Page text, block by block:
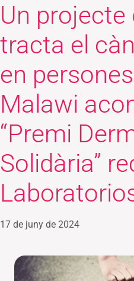
Un projecte
tracta el
en
Malawi
“Premi
Solidària”
17 de juny de 2024